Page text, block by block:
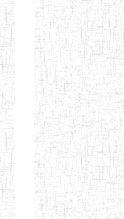
Début Préc. 1
Suivant
Fin
Etablissements
d'enseignement
secondaire
technique
et
professionnel